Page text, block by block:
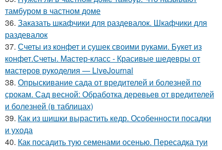
тамбуром в частном доме
36. Заказать шкафчики для раздевалок. Шкафчики для
раздевалок
37. Счеты из конфет и сушек своими руками. Букет из
конфет.Счеты. Мастер-класс - Красивые шедевры от
мастеров рукоделия — LiveJournal
38. Опрыскивание сада от вредителей и болезней по
срокам. Сад весной: Обработка деревьев от вредителей
и болезней (в таблицах)
39. Как из шишки вырастить кедр. Особенности посадки
и ухода
40. Как посадить тую семенами осенью. Пересадка туи